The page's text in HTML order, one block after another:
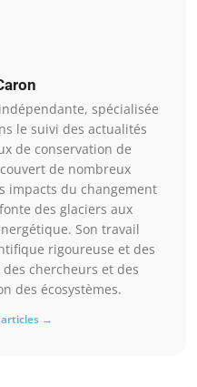
spécialisée
le suivi des actualités
de conservation de
de nombreux
impacts du changement
des glaciers aux
Son travail
rigoureuse et des
chercheurs et des
des écosystèmes.
→